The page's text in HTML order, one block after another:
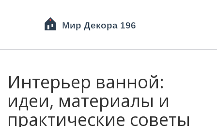
Интерьер ванной:
идеи, материалы и
практические советы